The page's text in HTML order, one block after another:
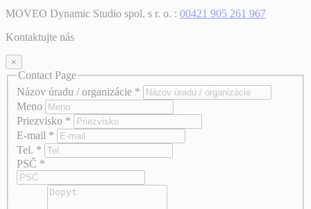
MOVEO Dynamic Studio spol. s r. o. : 00421 905 261 967
Kontaktujte nás
×
Contact Page
Názov úradu / organizácie *
Meno
Priezvisko *
E-mail *
Tel. *
PSČ *